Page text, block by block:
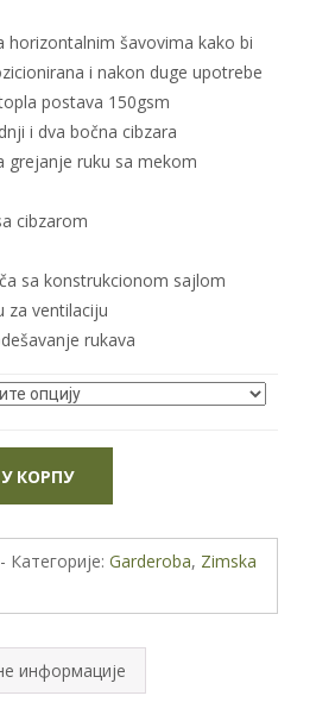
horizontalnim šavovima kako bi
i nakon duge upotrebe
postava 150gsm
i dva bočna cibzara
grejanje ruku sa mekom
cibzarom
sa konstrukcionom sajlom
za ventilaciju
rukava
КОРПУ
- Категорије: Garderoba, Zimska
информације